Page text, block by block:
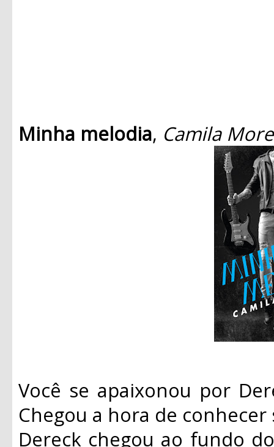
Minha melodia, Camila
Você se apaixonou por
Chegou a hora de
Dereck chegou ao fundo